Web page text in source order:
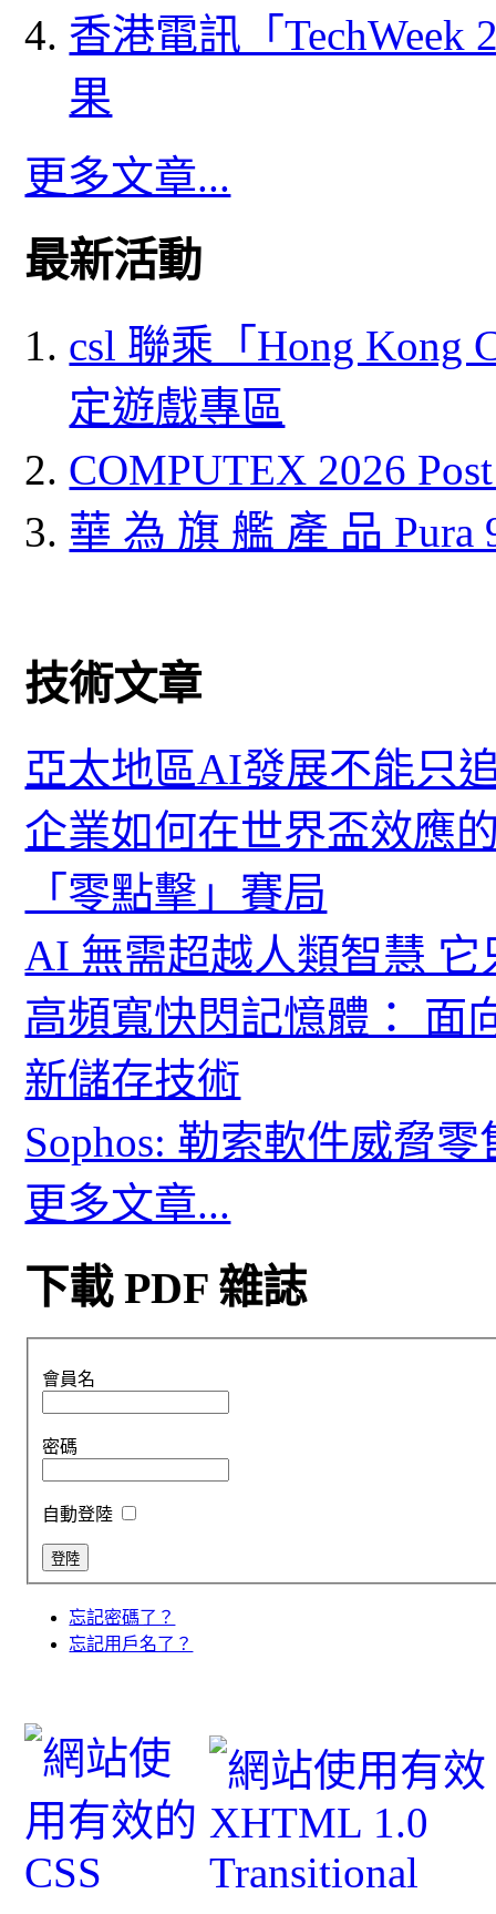
香港電訊「
果
更多文章...
最新活動
csl 聯乘「Hong Kong
定遊戲專區
COMPUTEX 2026
華 為 旗 艦 產 品 Pura
技術文章
亞太地區AI發展不能只
企業如何在世界盃效應
「零點擊」賽局
AI 無需超越人類智慧
高頻寬快閃記憶體： 面
新儲存技術
Sophos: 勒索軟件威脅
更多文章...
下載 PDF 雜誌
會員名
密碼
自動登陸
忘記密碼了？
忘記用戶名了？